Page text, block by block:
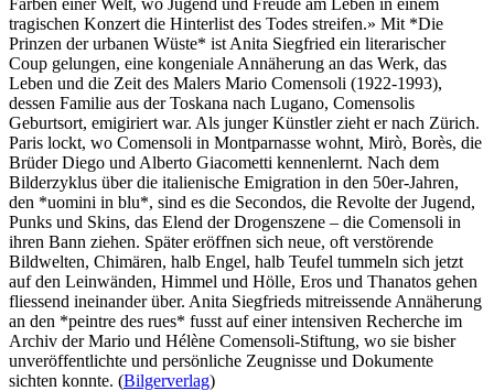
tragischen Konzert die Hinterlist des Todes streifen.» Mit *Die
Prinzen der urbanen Wüste* ist Anita Siegfried ein literarischer
Coup gelungen, eine kongeniale Annäherung an das Werk, das
Leben und die Zeit des Malers Mario Comensoli (1922-1993),
dessen Familie aus der Toskana nach Lugano, Comensolis
Geburtsort, emigiriert war. Als junger Künstler zieht er nach Zürich.
Paris lockt, wo Comensoli in Montparnasse wohnt, Mirò, Borès, die
Brüder Diego und Alberto Giacometti kennenlernt. Nach dem
Bilderzyklus über die italienische Emigration in den 50er-Jahren,
den *uomini in blu*, sind es die Secondos, die Revolte der Jugend,
Punks und Skins, das Elend der Drogenszene – die Comensoli in
ihren Bann ziehen. Später eröffnen sich neue, oft verstörende
Bildwelten, Chimären, halb Engel, halb Teufel tummeln sich jetzt
auf den Leinwänden, Himmel und Hölle, Eros und Thanatos gehen
fliessend ineinander über. Anita Siegfrieds mitreissende Annäherung
an den *peintre des rues* fusst auf einer intensiven Recherche im
Archiv der Mario und Hélène Comensoli-Stiftung, wo sie bisher
unveröffentlichte und persönliche Zeugnisse und Dokumente
sichten konnte. (Bilgerverlag)